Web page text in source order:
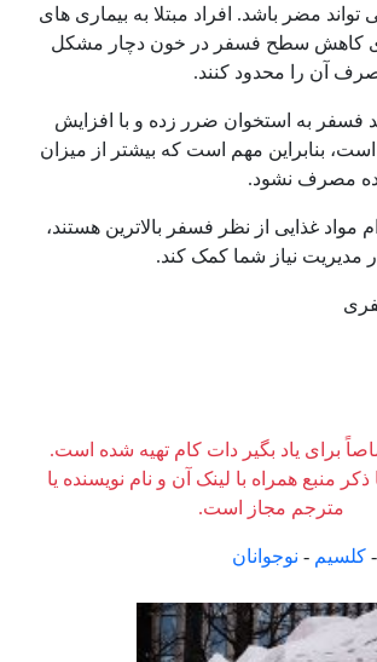
مضر باشد. افراد مبتلا به بیماری های
کاهش سطح فسفر در خون دچار مشکل
آن را محدود کنند.
به استخوان ضرر زده و با افزایش
بنابراین مهم است که بیشتر از میزان
مصرف نشود.
مواد غذایی از نظر فسفر بالاترین هستند،
مدیریت نیاز شما کمک کند.
برای یاد بگیر دات کام تهیه شده است.
ذکر منبع همراه با لینک آن و نام نویسنده یا
مترجم مجاز است.
- کلسیم - نوجوانان